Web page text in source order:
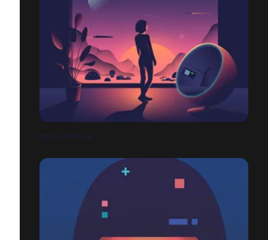
TOUCAN SPACE